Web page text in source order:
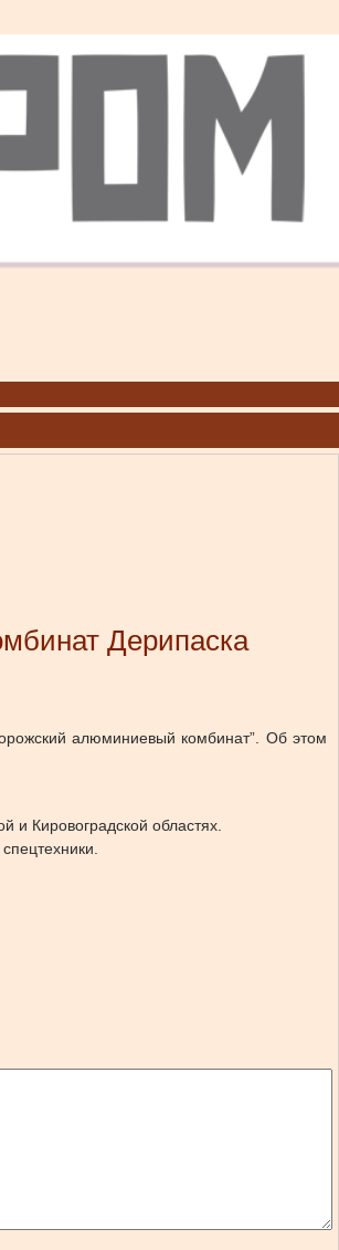
Дерипаска
алюминиевый комбинат”.
Об этом
Кировоградской областях.